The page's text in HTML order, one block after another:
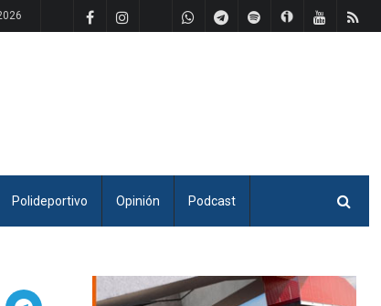
Polideportivo Opinión Podcast